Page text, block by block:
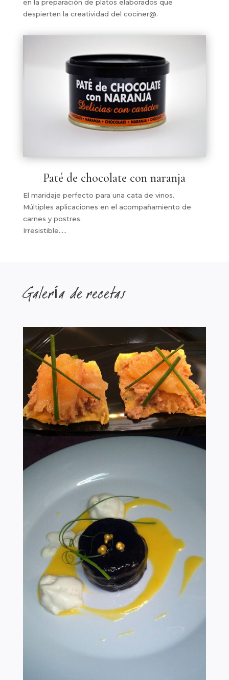
en la preparación de platos elaborados que
despierten la creatividad del cociner@.
Paté de chocolate con naranja
El maridaje perfecto para una cata de vinos.
Múltiples aplicaciones en el acompañamiento de
carnes y postres.
Irresistible…..
Galería de recetas